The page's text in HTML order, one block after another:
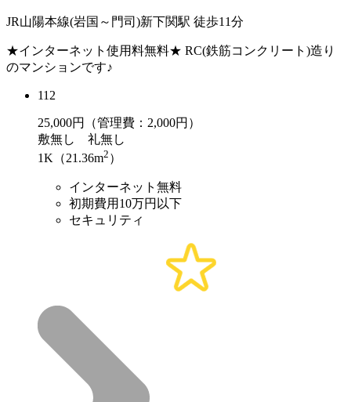
JR山陽本線(岩国～門司)新下関駅 徒歩11分
★インターネット使用料無料★ RC(鉄筋コンクリート)造り
のマンションです♪
112
25,000円（管理費：2,000円）
敷無し 礼無し
1K（21.36m2 ）
インターネット無料
初期費用10万円以下
セキュリティ